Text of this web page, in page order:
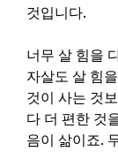
것입니다.
너무 살 힘을
자살도 살 힘
것이 사는 것
다 더 편한 것
음이 삶이죠.